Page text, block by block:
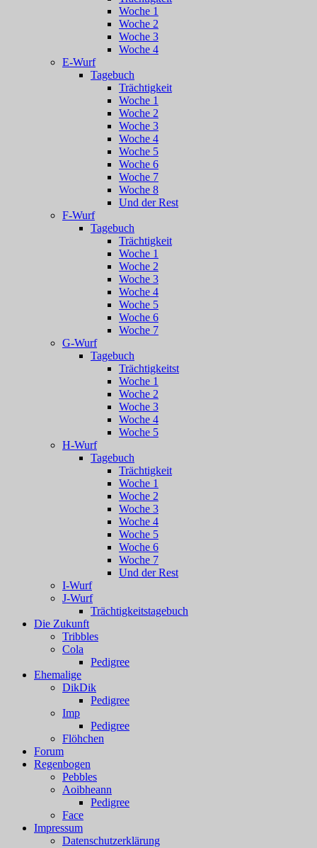
Woche 1
Woche 2
Woche 3
Woche 4
E-Wurf
Tagebuch
Trächtigkeit
Woche 1
Woche 2
Woche 3
Woche 4
Woche 5
Woche 6
Woche 7
Woche 8
Und der Rest
F-Wurf
Tagebuch
Trächtigkeit
Woche 1
Woche 2
Woche 3
Woche 4
Woche 5
Woche 6
Woche 7
G-Wurf
Tagebuch
Trächtigkeitst
Woche 1
Woche 2
Woche 3
Woche 4
Woche 5
H-Wurf
Tagebuch
Trächtigkeit
Woche 1
Woche 2
Woche 3
Woche 4
Woche 5
Woche 6
Woche 7
Und der Rest
I-Wurf
J-Wurf
Trächtigkeitstagebuch
Die Zukunft
Tribbles
Cola
Pedigree
Ehemalige
DikDik
Pedigree
Imp
Pedigree
Flöhchen
Forum
Regenbogen
Pebbles
Aoibheann
Pedigree
Face
Impressum
Datenschutzerklärung